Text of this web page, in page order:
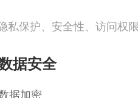
私保护、安全性、访问权
据安全
据加密